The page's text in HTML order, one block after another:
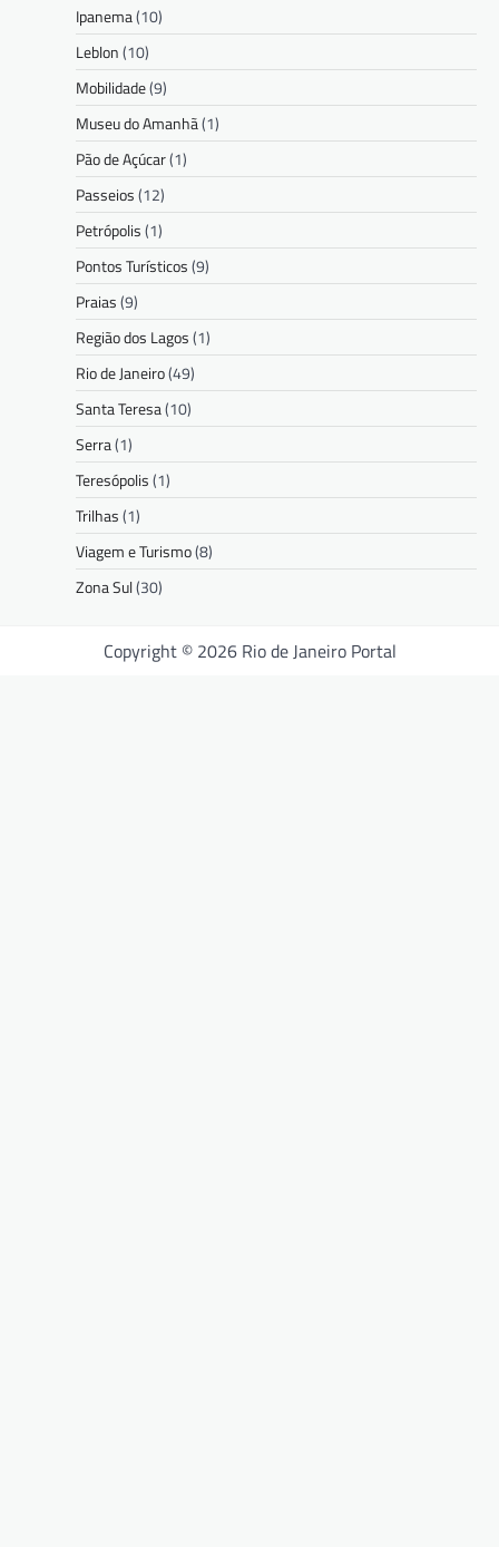
Ipanema(10)
Leblon(10)
Mobilidade(9)
Museu do Amanhã(1)
Pão de Açúcar(1)
Passeios(12)
Petrópolis(1)
Pontos Turísticos(9)
Praias(9)
Região dos Lagos(1)
Rio de Janeiro(49)
Santa Teresa(10)
Serra(1)
Teresópolis(1)
Trilhas(1)
Viagem e Turismo(8)
Zona Sul(30)
Copyright © 2026 Rio de Janeiro Portal